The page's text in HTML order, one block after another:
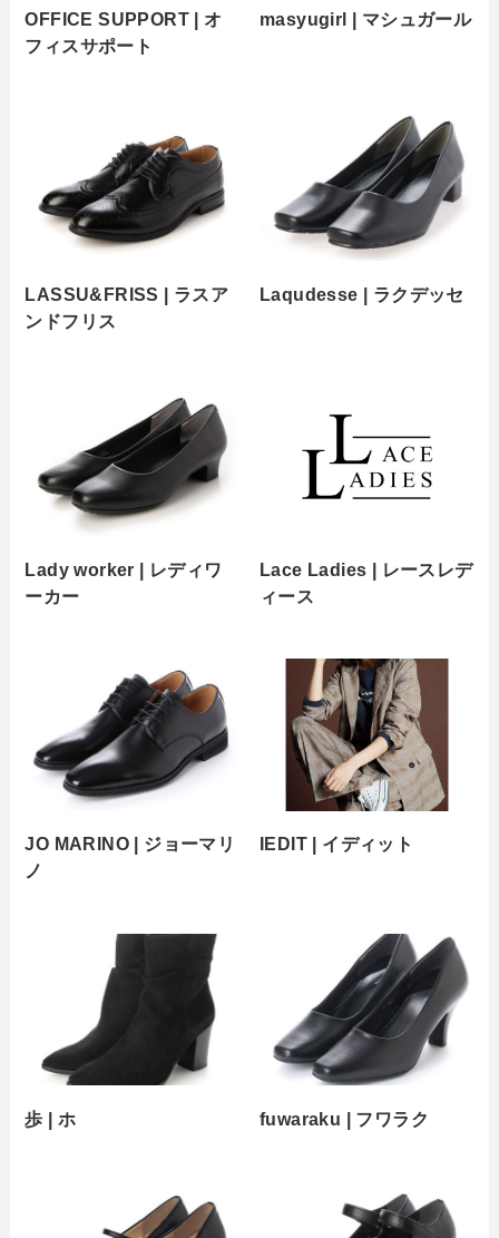
OFFICE SUPPORT | オ
フィスサポート
masyugirl | マシュガール
LASSU&FRISS | ラスア
ンドフリス
Laqudesse | ラクデッセ
Lady worker | レディワ
ーカー
Lace Ladies | レースレデ
ィース
JO MARINO | ジョーマリ
ノ
IEDIT | イディット
歩 | ホ fuwaraku | フワラク